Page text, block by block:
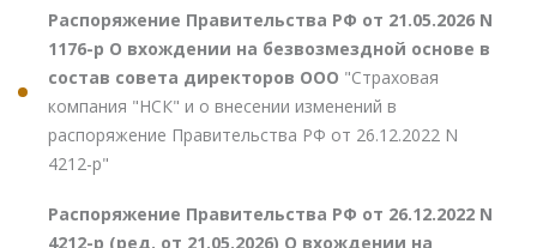
Распоряжение Правительства РФ от 21.05.2026 N
1176-р О вхождении на безвозмездной основе в
состав совета директоров ООО "Страховая
компания "НСК" и о внесении изменений в
распоряжение Правительства РФ от 26.12.2022 N
4212-р"
Распоряжение Правительства РФ от 26.12.2022 N
4212-р (ред. от 21.05.2026) О вхождении на